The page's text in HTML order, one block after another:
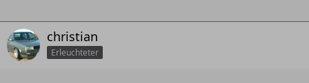
christian
Erleuchteter